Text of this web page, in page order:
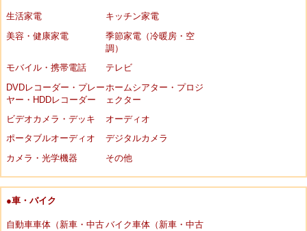
生活家電
キッチン家電
美容・健康家電
季節家電（冷暖房・空
調）
モバイル・携帯電話
テレビ
DVDレコーダー・プレー
ヤー・HDDレコーダー
ホームシアター・プロジ
ェクター
ビデオカメラ・デッキ
オーディオ
ポータブルオーディオ
デジタルカメラ
カメラ・光学機器
その他
●車・バイク
自動車車体（新車・中古バイク車体（新車・中古